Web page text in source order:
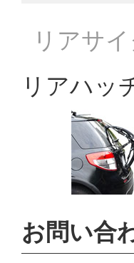
リアサ
リアハッ
お問い合